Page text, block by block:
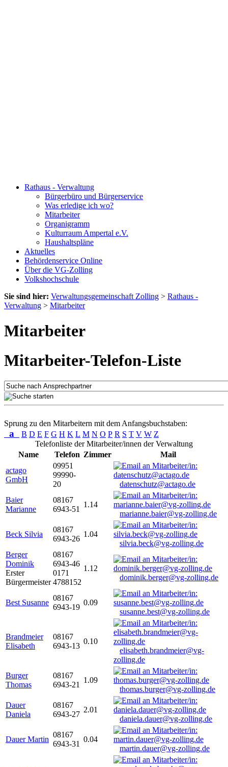
Rathaus - Verwaltung
Bürgerbüro und Bürgerservice
Was erledige ich wo?
Mitarbeiter
Organigramm
Kulturraum Ampertal e.V.
Haushaltspläne
Aktuelles
Behördenservice Online
Über die VG-Zolling
Volkshochschule
Sie sind hier: Verwaltungsgemeinschaft Zolling > Rathaus -
Verwaltung > Mitarbeiter
Mitarbeiter
Mitarbeiter-Telefon-Liste
Sprung zu den Mitarbeitern mit dem Anfangsbuchstaben:
a B D E F G H K L M N O P R S T V W Z
Telefonliste der Mitarbeiter/innen der Verwaltung
Name
Telefon Zimmer
Mail
actago
GmbH
09951
99990-
20
datenschutz@actago.de
Baier
Marianne
08167
6943-51
1.14
marianne.baier@vg-zolling.de
Beck Silvia
08167
6943-26
1.04
silvia.beck@vg-zolling.de
Berger
Dominik
Erster
Bürgermeister
08167
6943-46
0171
4788152
1.12
dominik.berger@vg-zolling.de
Best Susanne
08167
6943-19
0.09
susanne.best@vg-zolling.de
Brandmeier
Elisabeth
08167
6943-13
0.10
elisabeth.brandmeier@vg-
zolling.de
Burger
Thomas
08167
6943-21
1.09
thomas.burger@vg-zolling.de
Dauer
Daniela
08167
6943-27
2.01
daniela.dauer@vg-zolling.de
Dauer Martin
08167
6943-31
0.04
martin.dauer@vg-zolling.de